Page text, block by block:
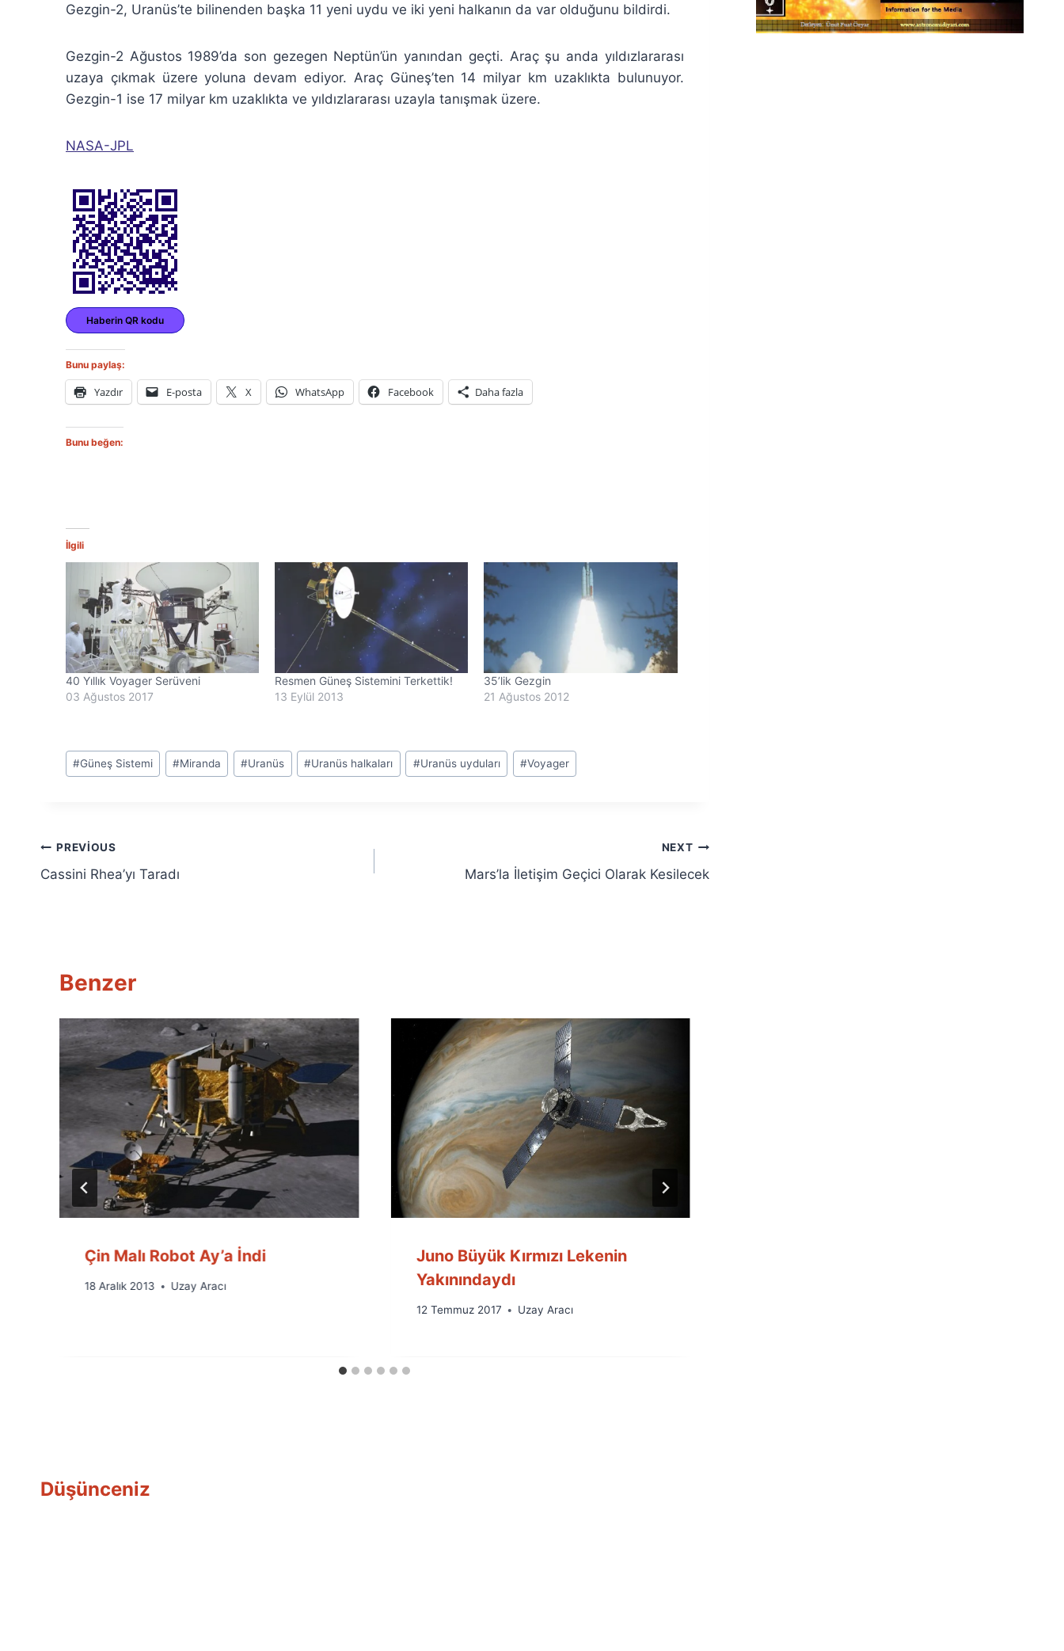
Gezgin-2, Uranüs’te bilinenden başka 11 yeni uydu ve iki yeni halkanın da var olduğunu bildirdi.
Gezgin-2 Ağustos 1989’da son gezegen Neptün’ün yanından geçti. Araç şu anda yıldızlararası
uzaya çıkmak üzere yoluna devam ediyor. Araç Güneş’ten 14 milyar km uzaklıkta bulunuyor.
Gezgin-1 ise 17 milyar km uzaklıkta ve yıldızlararası uzayla tanışmak üzere.
NASA-JPL
Haberin QR kodu
Bunu paylaş:
Yazdır E-posta X WhatsApp Facebook Daha fazla
Bunu beğen:
İlgili
40 Yıllık Voyager Serüveni
03 Ağustos 2017
Resmen Güneş Sistemini Terkettik!
13 Eylül 2013
35’lik Gezgin
21 Ağustos 2012
Post
Tags:
#Güneş Sistemi #Miranda #Uranüs #Uranüs halkaları #Uranüs uyduları #Voyager
Yazı
gezinmesi
PREVIOUS
Cassini Rhea’yı Taradı
NEXT
Mars’la İletişim Geçici Olarak Kesilecek
Benzer
Çin Malı Robot Ay’a İndi
By
18 Aralık 2013 Uzay Aracı
Juno Büyük Kırmızı Lekenin
Yakınındaydı
By
12 Temmuz 2017 Uzay Aracı
Düşünceniz